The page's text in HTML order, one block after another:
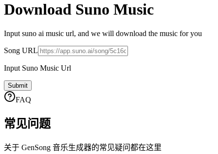
Download Suno Music
Input suno ai music url, and we will download the music for you
Song URL
Input Suno Music Url
Submit
FAQ
常见问题
关于 GenSong 音乐生成器的常见疑问都在这里